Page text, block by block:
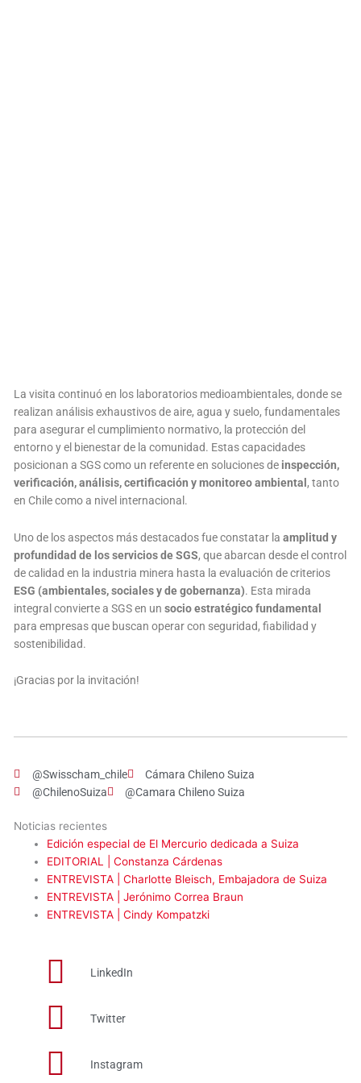
La visita continuó en los laboratorios medioambientales, donde se
realizan análisis exhaustivos de aire, agua y suelo, fundamentales
para asegurar el cumplimiento normativo, la protección del
entorno y el bienestar de la comunidad. Estas capacidades
posicionan a SGS como un referente en soluciones de inspección,
verificación, análisis, certificación y monitoreo ambiental, tanto
en Chile como a nivel internacional.
Uno de los aspectos más destacados fue constatar laamplitud y
profundidad de los servicios de SGS, que abarcan desde el control
de calidad en la industria minera hasta la evaluación de criterios
ESG (ambientales, sociales y de gobernanza). Esta mirada
integral convierte a SGS en unsocio estratégico fundamental
para empresas que buscan operar con seguridad, fiabilidad y
sostenibilidad.
¡Gracias por la invitación!
@Swisscham_chile
Cámara Chileno Suiza
@ChilenoSuiza
@Camara Chileno Suiza
Noticias recientes
Edición especial de El Mercurio dedicada a Suiza
EDITORIAL | Constanza Cárdenas
ENTREVISTA | Charlotte Bleisch, Embajadora de Suiza
ENTREVISTA | Jerónimo Correa Braun
ENTREVISTA | Cindy Kompatzki
LinkedIn
Twitter
Instagram